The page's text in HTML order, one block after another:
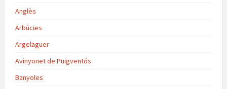
Anglès
Arbúcies
Argelaguer
Avinyonet de Puigventós
Banyoles